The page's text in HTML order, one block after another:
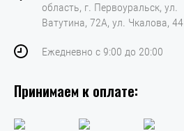
область, г. Первоуральск, ул.
Ватутина, 72А, ул. Чкалова, 44
Ежедневно с 9:00 до 20:00
Принимаем к оплате: